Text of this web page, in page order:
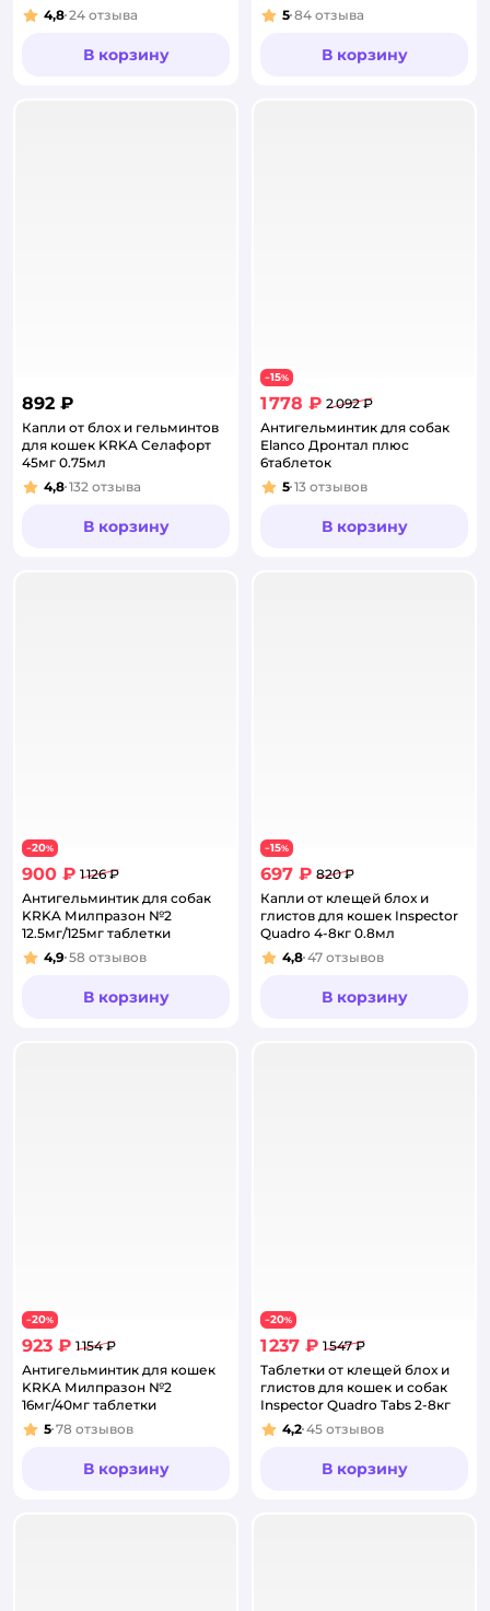
Рейтинг:
4,8 24 отзыва
В корзину
Рейтинг:
5 84 отзыва
В корзину
892 ₽
Капли от блох и гельминтов
для кошек KRKA Селафорт
45мг 0.75мл
Рейтинг:
4,8 132 отзыва
В корзину
−15%
1 778 ₽ 2 092 ₽
Антигельминтик для собак
Elanco Дронтал плюс
6таблеток
Рейтинг:
5 13 отзывов
В корзину
−20%
900 ₽ 1 126 ₽
Антигельминтик для собак
KRKA Милпразон №2
12.5мг/125мг таблетки
Рейтинг:
4,9 58 отзывов
В корзину
−15%
697 ₽ 820 ₽
Капли от клещей блох и
глистов для кошек Inspector
Quadro 4-8кг 0.8мл
Рейтинг:
4,8 47 отзывов
В корзину
−20%
923 ₽ 1 154 ₽
Антигельминтик для кошек
KRKA Милпразон №2
16мг/40мг таблетки
Рейтинг:
5 78 отзывов
В корзину
−20%
1 237 ₽ 1 547 ₽
Таблетки от клещей блох и
глистов для кошек и собак
Inspector Quadro Tabs 2-8кг
Рейтинг:
4,2 45 отзывов
В корзину